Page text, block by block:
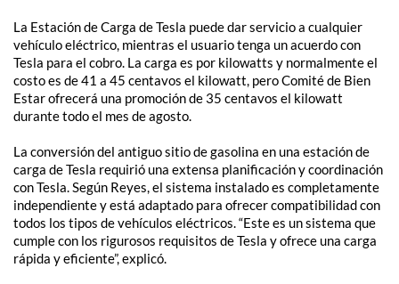
La Estación de Carga de Tesla puede dar servicio a cualquier
vehículo eléctrico, mientras el usuario tenga un acuerdo con
Tesla para el cobro. La carga es por kilowatts y normalmente el
costo es de 41 a 45 centavos el kilowatt, pero Comité de Bien
Estar ofrecerá una promoción de 35 centavos el kilowatt
durante todo el mes de agosto.
La conversión del antiguo sitio de gasolina en una estación de
carga de Tesla requirió una extensa planificación y coordinación
con Tesla. Según Reyes, el sistema instalado es completamente
independiente y está adaptado para ofrecer compatibilidad con
todos los tipos de vehículos eléctricos. “Este es un sistema que
cumple con los rigurosos requisitos de Tesla y ofrece una carga
rápida y eficiente”, explicó.